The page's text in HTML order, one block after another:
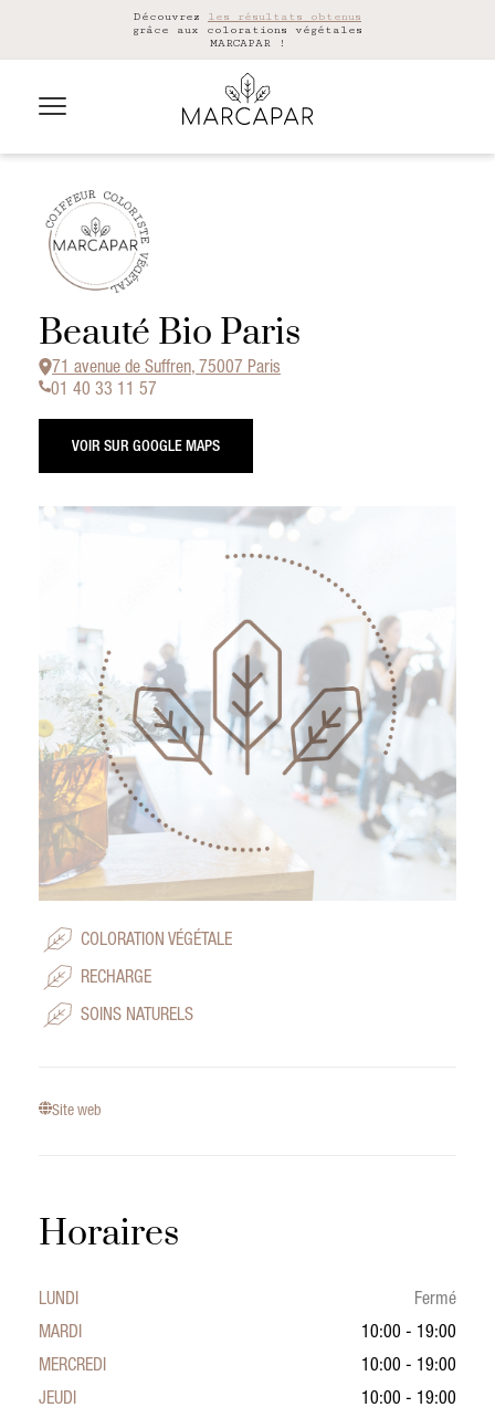
Découvrez les résultats obtenus
grâce aux colorations végétales
MARCAPAR !
Beauté Bio Paris
71 avenue de Suffren, 75007 Paris
01 40 33 11 57
VOIR SUR GOOGLE MAPS
COLORATION VÉGÉTALE
RECHARGE
SOINS NATURELS
Site web
Horaires
LUNDI
Fermé
MARDI
10:00 - 19:00
MERCREDI
10:00 - 19:00
JEUDI
10:00 - 19:00